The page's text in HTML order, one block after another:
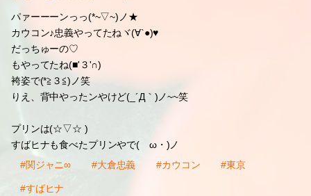
パァーーーンっっ(*~▽~)ノ★
カウコン♪忠義やってたねヾ(∀`●)♥
だっちゅーの♡
もやってたね(■'３'∩)
袴姿で(*≧３≦)ノ笑
りえ、背中やったンやけど(_´Д｀)ノ~~笑
プリンは(☆▽☆ )
すばヒナも食べたプリンやで(ゝω・)ノ
#関ジャニ∞
#大倉忠義 #カウコン #東京
#すばヒナ